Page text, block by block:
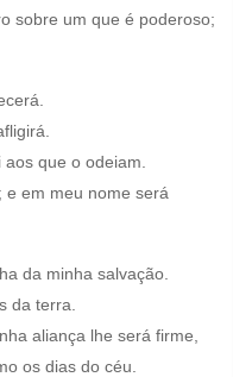
sobre um que é poderoso;
que o odeiam.
e em meu nome será
da minha salvação.
da terra.
aliança lhe será firme,
os dias do céu.